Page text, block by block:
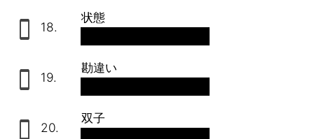
18.
状態
19.
勘違い
20.
双子